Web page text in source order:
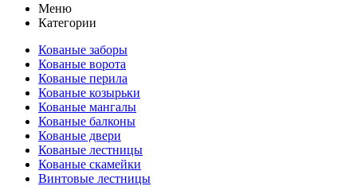
Меню
Категории
Кованые заборы
Кованые ворота
Кованые перила
Кованые козырьки
Кованые мангалы
Кованые балконы
Кованые двери
Кованые лестницы
Кованые скамейки
Винтовые лестницы